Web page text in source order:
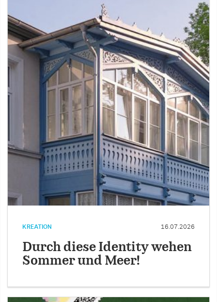
KREATION 16.07.2026
Durch diese Identity wehen
Sommer und Meer!